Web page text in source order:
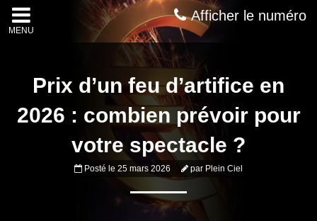
MENU
Afficher le numéro
Prix d’un feu d’artifice en
2026 : combien prévoir pour
votre spectacle ?
Posté le 25 mars 2026 par Plein Ciel